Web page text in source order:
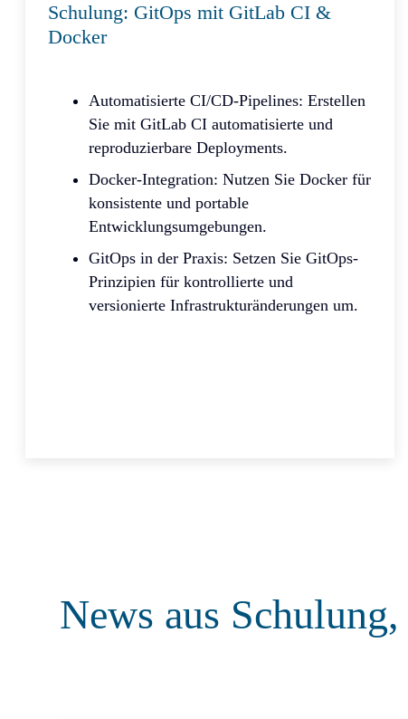
Schulung: GitOps mit GitLab CI &
Docker
Automatisierte CI/CD-Pipelines: Erstellen
Sie mit GitLab CI automatisierte und
reproduzierbare Deployments.
Docker-Integration: Nutzen Sie Docker für
konsistente und portable
Entwicklungsumgebungen.
GitOps in der Praxis: Setzen Sie GitOps-
Prinzipien für kontrollierte und
versionierte Infrastrukturänderungen um.
News aus